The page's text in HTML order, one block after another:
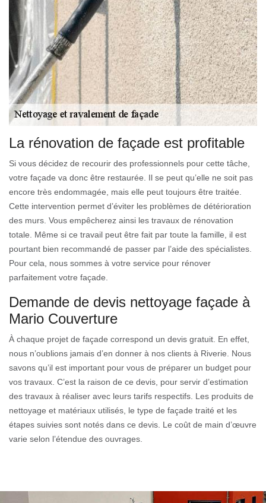
La rénovation de façade est profitable
Si vous décidez de recourir des professionnels pour cette tâche,
votre façade va donc être restaurée. Il se peut qu’elle ne soit pas
encore très endommagée, mais elle peut toujours être traitée.
Cette intervention permet d’éviter les problèmes de détérioration
des murs. Vous empêcherez ainsi les travaux de rénovation
totale. Même si ce travail peut être fait par toute la famille, il est
pourtant bien recommandé de passer par l’aide des spécialistes.
Pour cela, nous sommes à votre service pour rénover
parfaitement votre façade.
Demande de devis nettoyage façade à
Mario Couverture
À chaque projet de façade correspond un devis gratuit. En effet,
nous n’oublions jamais d’en donner à nos clients à Riverie. Nous
savons qu’il est important pour vous de préparer un budget pour
vos travaux. C’est la raison de ce devis, pour servir d’estimation
des travaux à réaliser avec leurs tarifs respectifs. Les produits de
nettoyage et matériaux utilisés, le type de façade traité et les
étapes suivies sont notés dans ce devis. Le coût de main d’œuvre
varie selon l’étendue des ouvrages.